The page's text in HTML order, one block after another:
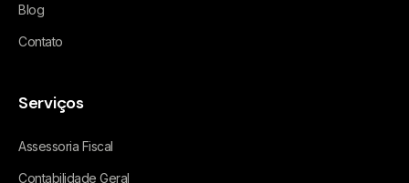
Blog
Contato
Serviços
Assessoria Fiscal
Contabilidade Geral